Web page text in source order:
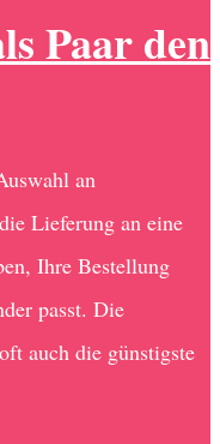
Paar den
an
Lieferung an eine
Ihre Bestellung
passt. Die
auch die günstigste